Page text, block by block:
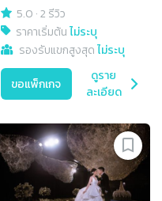
5.0 ·2 รีวิว
ราคาเริ่มต้นไม่ระบุ
รองรับแขกสูงสุดไม่ระบุ
ขอแพ็กเกจ
ดูราย
ละเอียด